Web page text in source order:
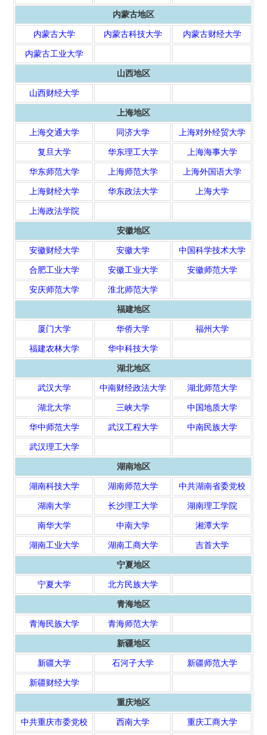
内蒙古地区
内蒙古大学 内蒙古科技大学 内蒙古财经大学
内蒙古工业大学
山西地区
山西财经大学
上海地区
上海交通大学 同济大学 上海对外经贸大学
复旦大学 华东理工大学 上海海事大学
华东师范大学 上海师范大学 上海外国语大学
上海财经大学 华东政法大学 上海大学
上海政法学院
安徽地区
安徽财经大学 安徽大学 中国科学技术大学
合肥工业大学 安徽工业大学 安徽师范大学
安庆师范大学 淮北师范大学
福建地区
厦门大学 华侨大学 福州大学
福建农林大学 华中科技大学
湖北地区
武汉大学 中南财经政法大学 湖北师范大学
湖北大学 三峡大学 中国地质大学
华中师范大学 武汉工程大学 中南民族大学
武汉理工大学
湖南地区
湖南科技大学 湖南师范大学 中共湖南省委党校
湖南大学 长沙理工大学 湖南理工学院
南华大学 中南大学 湘潭大学
湖南工业大学 湖南工商大学 吉首大学
宁夏地区
宁夏大学 北方民族大学
青海地区
青海民族大学 青海师范大学
新疆地区
新疆大学 石河子大学 新疆师范大学
新疆财经大学
重庆地区
中共重庆市委党校 西南大学 重庆工商大学